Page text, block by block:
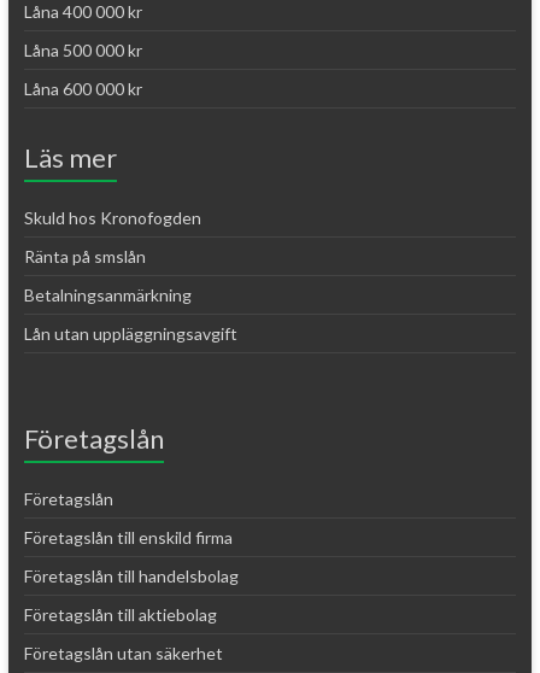
Låna 400 000 kr
Låna 500 000 kr
Låna 600 000 kr
Läs mer
Skuld hos Kronofogden
Ränta på smslån
Betalningsanmärkning
Lån utan uppläggningsavgift
Företagslån
Företagslån
Företagslån till enskild firma
Företagslån till handelsbolag
Företagslån till aktiebolag
Företagslån utan säkerhet